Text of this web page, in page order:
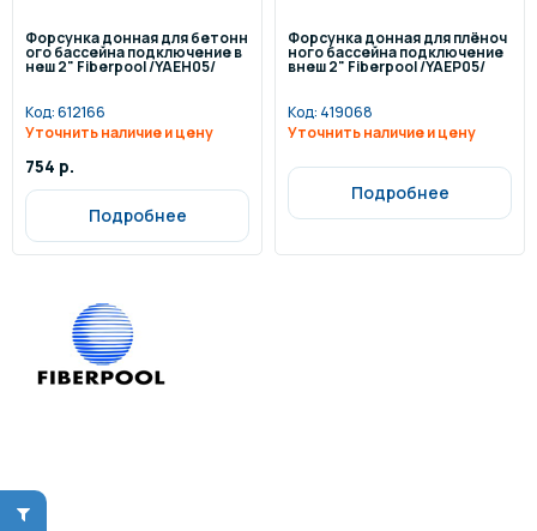
Форсунка донная для бетонн
ого бассейна подключение в
неш 2" Fiberpool /YAEH05/
Код:612166
Уточнить наличие и цену
754 р.
Подробнее
Форсунка донная для плёноч
ного бассейна подключение
внеш 2" Fiberpool /YAEP05/
Код: 419068
Уточнить наличие и цену
Подробнее